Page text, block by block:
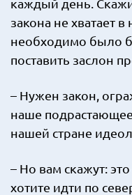
каждый день.
закона не хватает
необходимо было
поставить заслон
– Нужен закон,
наше
нашей стране
– Но вам скажут:
хотите идти по